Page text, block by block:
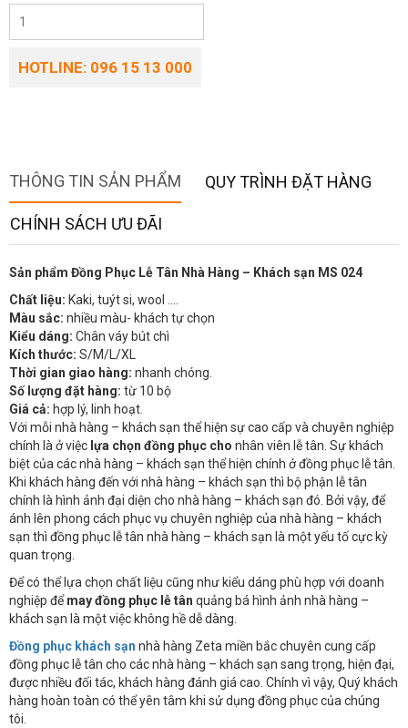
HOTLINE: 096 15 13 000
THÔNG TIN SẢN PHẨM QUY TRÌNH ĐẶT HÀNG
CHÍNH SÁCH ƯU ĐÃI
Sản phẩm Đồng Phục Lễ Tân Nhà Hàng – Khách sạn MS 024
Chất liệu: Kaki, tuýt si, wool ….
Màu sắc: nhiều màu- khách tự chọn
Kiểu dáng: Chân váy bút chì
Kích thước: S/M/L/XL
Thời gian giao hàng: nhanh chóng.
Số lượng đặt hàng: từ 10 bộ
Giá cả: hợp lý, linh hoạt.
Với mỗi nhà hàng – khách sạn thể hiện sự cao cấp và chuyên nghiệp
chính là ở việc lựa chọn đồng phục cho nhân viên lễ tân. Sự khách
biệt của các nhà hàng – khách sạn thể hiện chính ở đồng phục lễ tân.
Khi khách hàng đến với nhà hàng – khách sạn thì bộ phận lễ tân
chính là hình ảnh đại diện cho nhà hàng – khách sạn đó. Bởi vậy, để
ánh lên phong cách phục vụ chuyên nghiệp của nhà hàng – khách
sạn thì đồng phục lễ tân nhà hàng – khách sạn là một yếu tố cực kỳ
quan trọng.
Để có thể lựa chọn chất liệu cũng như kiểu dáng phù hợp với doanh
nghiệp đểmay đồng phục lễ tân quảng bá hình ảnh nhà hàng –
khách sạn là một việc không hề dễ dàng.
Đồng phục khách sạn nhà hàng Zeta miền bắc chuyên cung cấp
đồng phục lễ tân cho các nhà hàng – khách sạn sang trọng, hiện đại,
được nhiều đối tác, khách hàng đánh giá cao. Chính vì vậy, Quý khách
hàng hoàn toàn có thể yên tâm khi sử dụng đồng phục của chúng
tôi.